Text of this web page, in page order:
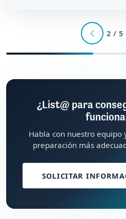
2 / 5
¿List@ para
Habla con nuestro equipo
preparación más
SOLICITAR